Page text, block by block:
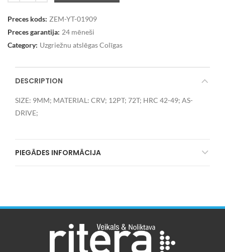
Preces kods: ZEM-YT-01909
Preces garantija: 24 mēneši
Category: Uzgriežnu atslēgas Colīgas
DESCRIPTION
SIZE: 9MM; MATERIAL: CRV; 12PT; 72T; HRC 42-49; AS-
DRIVE;
PIEGĀDES INFORMĀCIJA